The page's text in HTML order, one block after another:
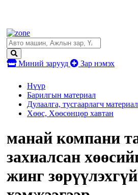
Миний зарууд Зар нэмэх
Нүүр
Барилгын материал
Дулаалга, тусгаарлагч материал
Хөөс, Хөөсөнцөр хавтан
манай компани
захиалсан
жинг